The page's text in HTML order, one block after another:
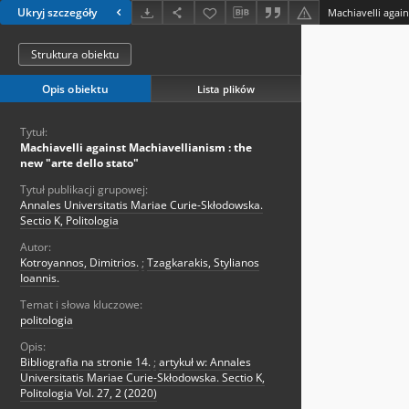
Ukryj szczegóły
Struktura obiektu
Opis obiektu Lista plików
Tytuł:
Machiavelli against Machiavellianism : the
new "arte dello stato"
Tytuł publikacji grupowej:
Annales Universitatis Mariae Curie-Skłodowska.
Sectio K, Politologia
Autor:
Kotroyannos, Dimitrios. ; Tzagkarakis, Stylianos
Ioannis.
Temat i słowa kluczowe:
politologia
Opis:
Bibliografia na stronie 14. ; artykuł w: Annales
Universitatis Mariae Curie-Skłodowska. Sectio K,
Politologia Vol. 27, 2 (2020)